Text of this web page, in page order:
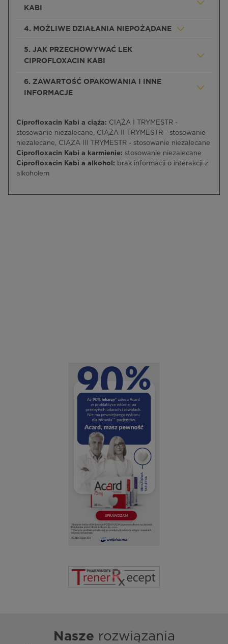
KABI
4. MOŻLIWE DZIAŁANIA NIEPOŻĄDANE
5. JAK PRZECHOWYWAĆ LEK
CIPROFLOXACIN KABI
6. ZAWARTOŚĆ OPAKOWANIA I INNE
INFORMACJE
Ciprofloxacin Kabi a ciąża: CIĄŻA I TRYMESTR -
stosowanie niezalecane, CIĄŻA II TRYMESTR - stosowanie
niezalecane, CIĄŻA III TRYMESTR - stosowanie niezalecane
Ciprofloxacin Kabi a karmienie: stosowanie niezalecane
Ciprofloxacin Kabi a alkohol: brak informacji o interakcji z
alkoholem
Nasze rozwiązania